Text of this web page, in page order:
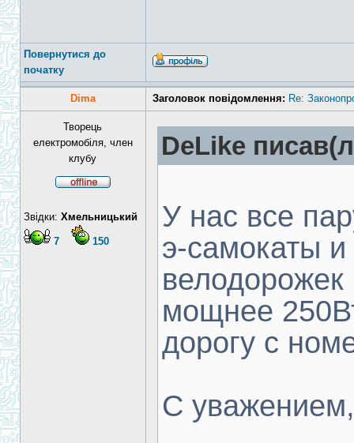
Повернутися до
початку
Dima Заголовок повідомлення: Re:
Творець
електромобіля, член
клубу
Звідки: Хмельницький
7 150
DeLike
У нас все
э-самокаты
мощнее
дорогу с
С уважением,